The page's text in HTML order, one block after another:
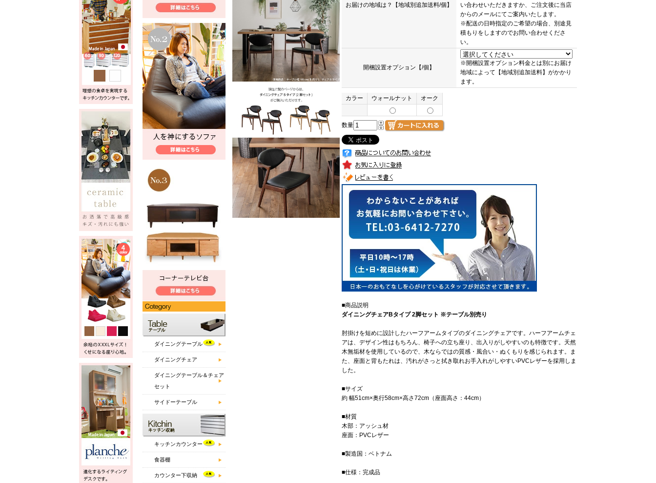
ダイニングテーブル
ダイニングチェア
ダイニングテーブル＆チェア
セット
サイドーテーブル
キッチンカウンター
食器棚
カウンター下収納
お届けの地域は？【地域別追加送料/個】
い合わせいただきますか、ご注文後に当店
からのメールにてご案内いたします。
※配送の日時指定のご希望の場合、別途見
積もりをしますのでお問い合わせくださ
い。
開梱設置オプション【/個】
※開梱設置オプション料金とは別にお届け
地域によって【地域別追加送料】がかかり
ます。
カラー ウォールナット オーク
数量
■商品説明
ダイニングチェアBタイプ 2脚セット ※テーブル別売り
肘掛けを短めに設計したハーフアームタイプのダイニングチェアです。ハーフアームチェ
アは、デザイン性はもちろん、椅子への立ち座り、出入りがしやすいのも特徴です。天然
木無垢材を使用しているので、木ならではの質感・風合い・ぬくもりを感じられます。ま
た、座面と背もたれは、汚れがさっと拭き取れお手入れがしやすいPVCレザーを採用しま
した。
■サイズ
約 幅51cm×奥行58cm×高さ72cm（座面高さ：44cm）
■材質
木部：アッシュ材
座面：PVCレザー
■製造国：ベトナム
■仕様：完成品